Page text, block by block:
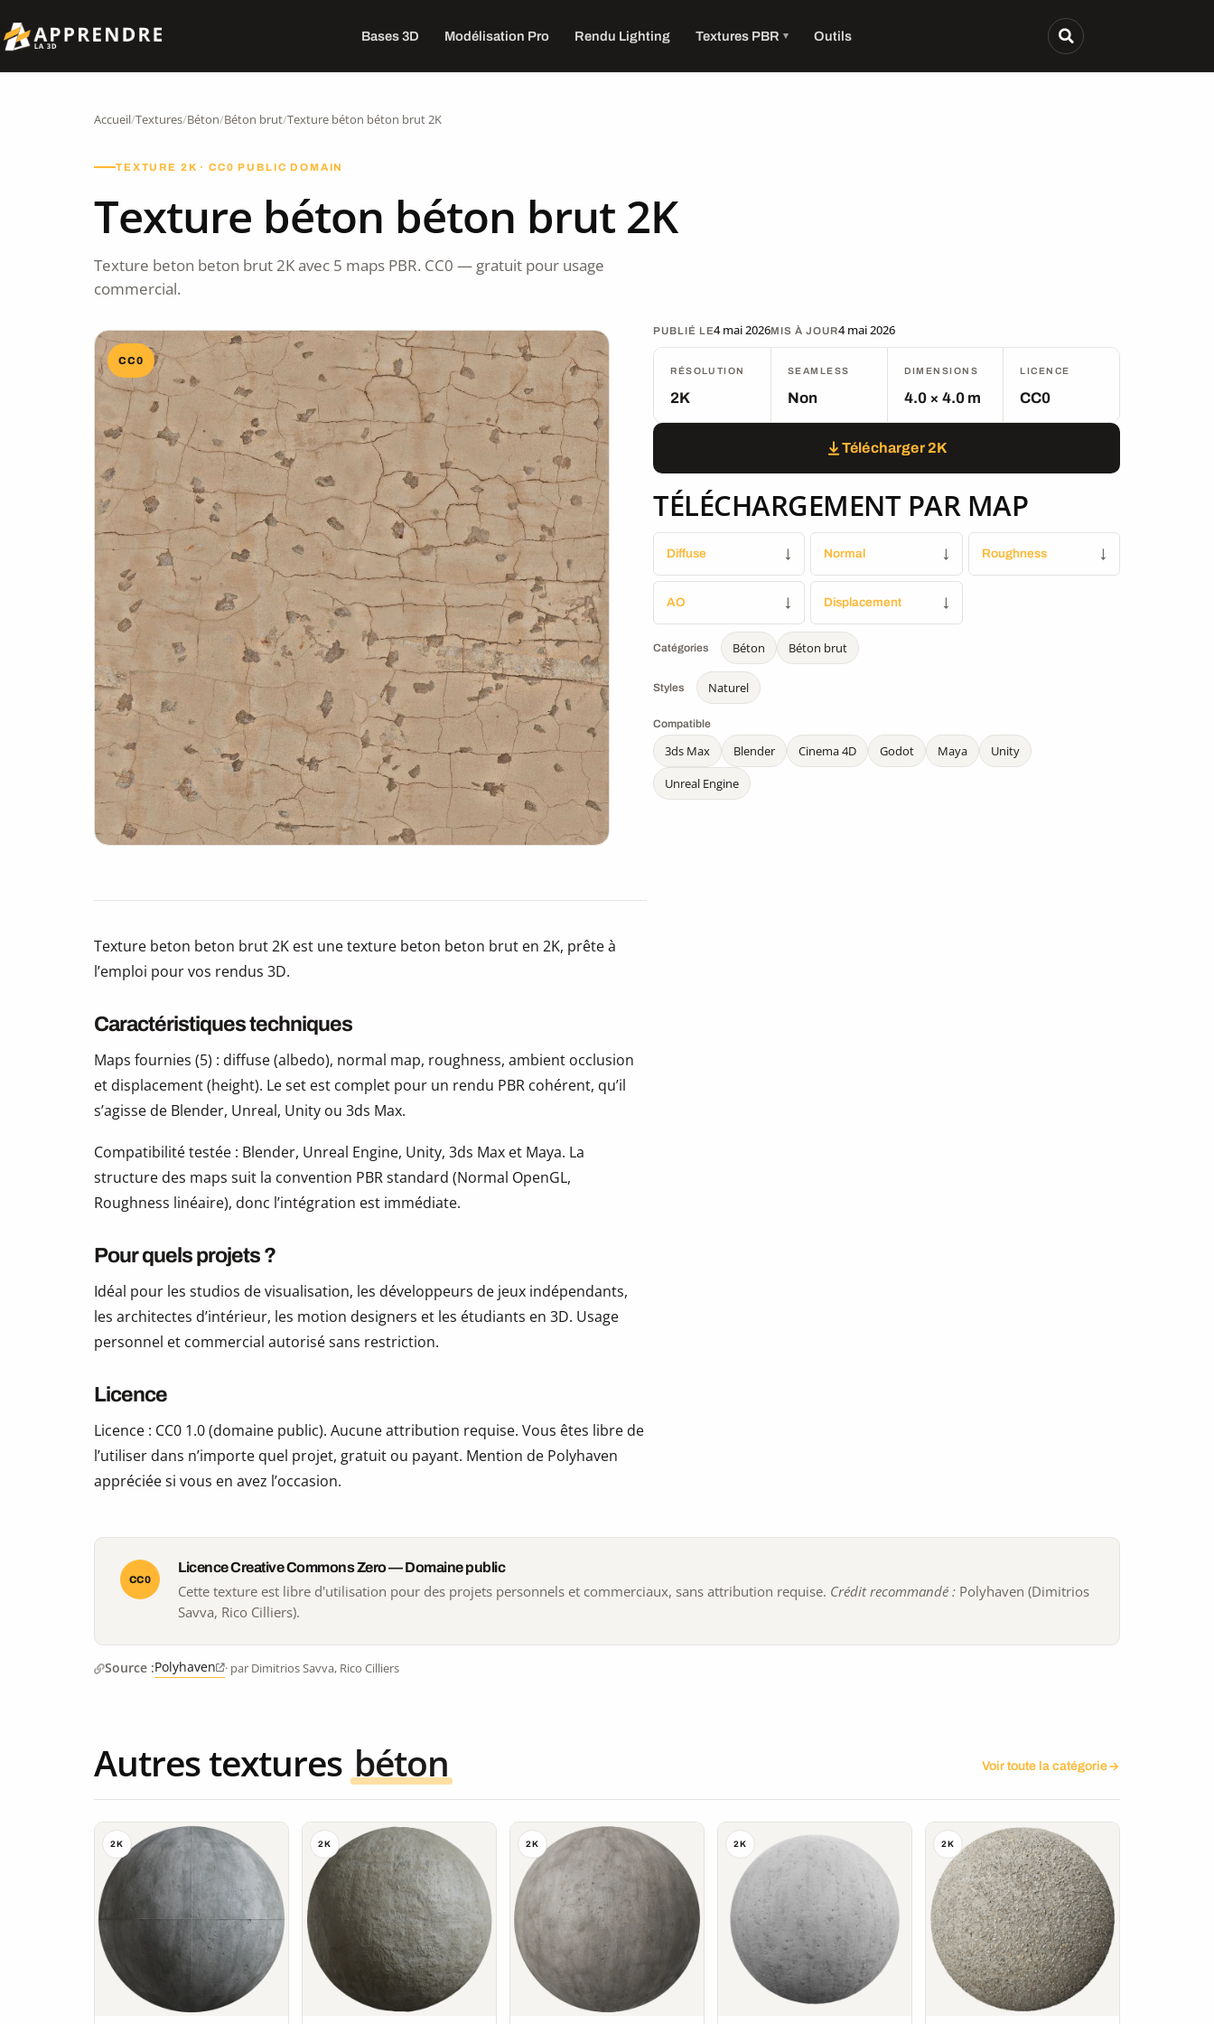
Bases 3D Modélisation Pro Rendu Lighting Textures PBR Outils
Accueil/Textures/Béton/Béton brut/Texture béton béton brut 2K
TEXTURE 2K · CC0 PUBLIC DOMAIN
Texture béton béton brut 2K
Texture beton beton brut 2K avec 5 maps PBR. CC0 — gratuit pour usage
commercial.
CC0
PUBLIÉ LE4 mai 2026MIS À JOUR4 mai 2026
RÉSOLUTION
2K
SEAMLESS
Non
DIMENSIONS
4.0 × 4.0 m
LICENCE
CC0
Télécharger 2K
TÉLÉCHARGEMENT PAR MAP
Diffuse ↓ Normal ↓ Roughness ↓
AO ↓ Displacement ↓
Catégories Béton Béton brut
Styles Naturel
Compatible
3ds Max Blender Cinema 4D Godot Maya
Unity
Unreal Engine
Texture beton beton brut 2K est une texture beton beton brut en 2K, prête à
l’emploi pour vos rendus 3D.
Caractéristiques techniques
Maps fournies (5) : diffuse (albedo), normal map, roughness, ambient occlusion
et displacement (height). Le set est complet pour un rendu PBR cohérent, qu’il
s’agisse de Blender, Unreal, Unity ou 3ds Max.
Compatibilité testée : Blender, Unreal Engine, Unity, 3ds Max et Maya. La
structure des maps suit la convention PBR standard (Normal OpenGL,
Roughness linéaire), donc l’intégration est immédiate.
Pour quels projets ?
Idéal pour les studios de visualisation, les développeurs de jeux indépendants,
les architectes d’intérieur, les motion designers et les étudiants en 3D. Usage
personnel et commercial autorisé sans restriction.
Licence
Licence : CC0 1.0 (domaine public). Aucune attribution requise. Vous êtes libre de
l’utiliser dans n’importe quel projet, gratuit ou payant. Mention de Polyhaven
appréciée si vous en avez l’occasion.
CC0
Licence Creative Commons Zero — Domaine public
Cette texture est libre d'utilisation pour des projets personnels et commerciaux, sans attribution requise. Crédit recommandé : Polyhaven (Dimitrios
Savva, Rico Cilliers).
Source :Polyhaven · par Dimitrios Savva, Rico Cilliers
Autres textures béton Voir toute la catégorie
2K 2K 2K 2K 2K